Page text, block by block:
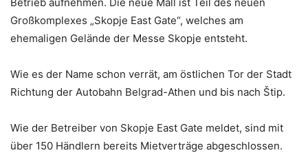
Großkomplexes „Skopje East Gate“, welches am
ehemaligen Gelände der Messe Skopje entsteht.
Wie es der Name schon verrät, am östlichen Tor der Stadt
Richtung der Autobahn Belgrad-Athen und bis nach Štip.
Wie der Betreiber von Skopje East Gate meldet, sind mit
über 150 Händlern bereits Mietverträge abgeschlossen.